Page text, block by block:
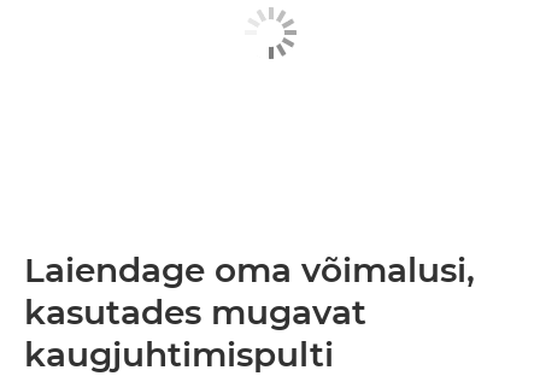
Laiendage oma võimalusi,
kasutades mugavat
kaugjuhtimispulti